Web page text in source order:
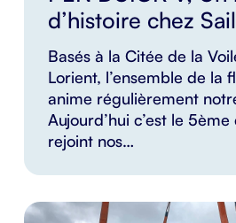
d’histoire chez
Basés à la Citée de la
Lorient, l’ensemble de la
anime régulièrement
Aujourd’hui c’est le
rejoint nos…